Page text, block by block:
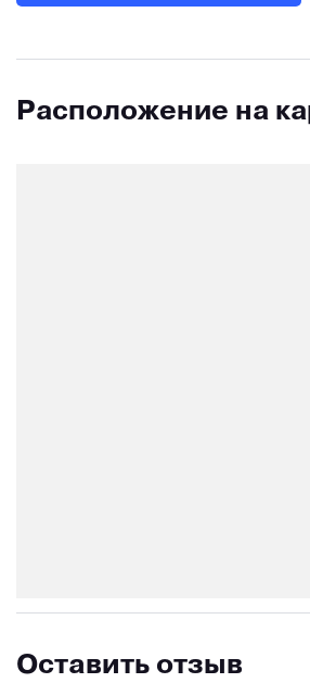
Расположение на
Оставить отзыв